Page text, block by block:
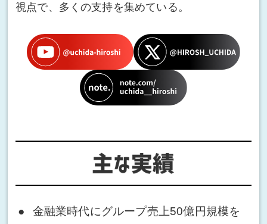
視点で、多くの支持を集めている。
金融業時代にグループ売上50億円規模を